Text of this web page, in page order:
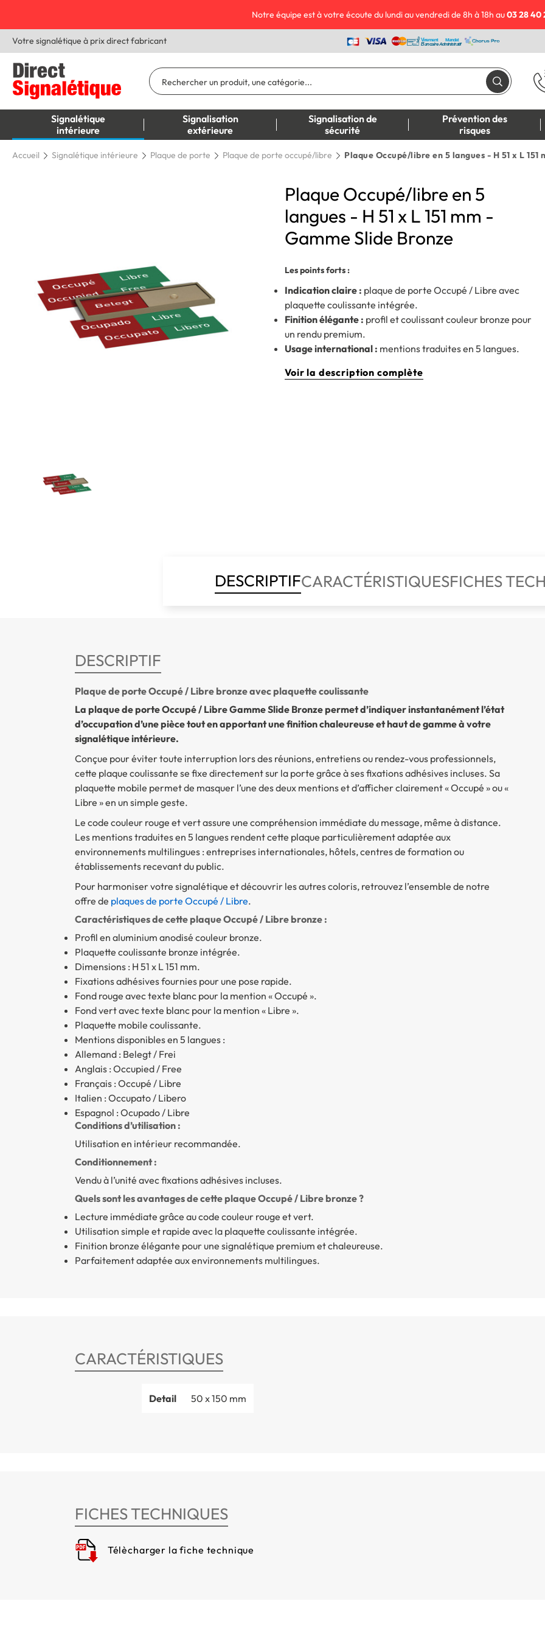
Notre équipe est à votre écoute du lundi au vendredi de 8h à 18h au03 28 40
Votre signalétique à prix direct fabricant
Signalétique
intérieure
Signalisation
extérieure
Signalisation de
sécurité
Prévention des
risques
Accueil Signalétique intérieure Plaque de porte Plaque de porte occupé/libre Plaque Occupé/libre en 5 langues - H 51 x L 151
Plaque Occupé/libre en 5
langues - H 51 x L 151 mm -
Gamme Slide Bronze
Les points forts :
Indication claire : plaque de porte Occupé / Libre avec
plaquette coulissante intégrée.
Finition élégante : profil et coulissant couleur bronze pour
un rendu premium.
Usage international : mentions traduites en 5 langues.
Voir la description complète
DESCRIPTIFCARACTÉRISTIQUESFICHES
DESCRIPTIF
Plaque de porte Occupé / Libre bronze avec plaquette coulissante
La plaque de porte Occupé / Libre Gamme Slide Bronze permet d’indiquer instantanément l’état
d’occupation d’une pièce tout en apportant une finition chaleureuse et haut de gamme à votre
signalétique intérieure.
Conçue pour éviter toute interruption lors des réunions, entretiens ou rendez-vous professionnels,
cette plaque coulissante se fixe directement sur la porte grâce à ses fixations adhésives incluses. Sa
plaquette mobile permet de masquer l’une des deux mentions et d’afficher clairement « Occupé » ou «
Libre » en un simple geste.
Le code couleur rouge et vert assure une compréhension immédiate du message, même à distance.
Les mentions traduites en 5 langues rendent cette plaque particulièrement adaptée aux
environnements multilingues : entreprises internationales, hôtels, centres de formation ou
établissements recevant du public.
Pour harmoniser votre signalétique et découvrir les autres coloris, retrouvez l’ensemble de notre
offre de plaques de porte Occupé / Libre.
Caractéristiques de cette plaque Occupé / Libre bronze :
Profil en aluminium anodisé couleur bronze.
Plaquette coulissante bronze intégrée.
Dimensions : H 51 x L 151 mm.
Fixations adhésives fournies pour une pose rapide.
Fond rouge avec texte blanc pour la mention « Occupé ».
Fond vert avec texte blanc pour la mention « Libre ».
Plaquette mobile coulissante.
Mentions disponibles en 5 langues :
Allemand : Belegt / Frei
Anglais : Occupied / Free
Français : Occupé / Libre
Italien : Occupato / Libero
Espagnol : Ocupado / Libre
Conditions d’utilisation :
Utilisation en intérieur recommandée.
Conditionnement :
Vendu à l’unité avec fixations adhésives incluses.
Quels sont les avantages de cette plaque Occupé / Libre bronze ?
Lecture immédiate grâce au code couleur rouge et vert.
Utilisation simple et rapide avec la plaquette coulissante intégrée.
Finition bronze élégante pour une signalétique premium et chaleureuse.
Parfaitement adaptée aux environnements multilingues.
CARACTÉRISTIQUES
Detail 50 x 150 mm
FICHES TECHNIQUES
Télècharger la fiche technique